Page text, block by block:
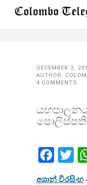
DECEMBER 3,
AUTHOR:
4 COMMENTS
අශාන් වීරසිංහ